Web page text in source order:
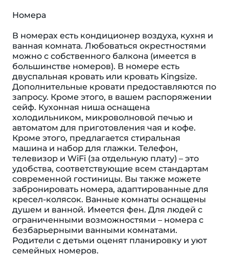
Номера
В номерах есть кондиционер воздуха, кухня и
ванная комната. Любоваться окрестностями
можно с собственного балкона (имеется в
большинстве номеров). В номере есть
двуспальная кровать или кровать Kingsize.
Дополнительные кровати предоставляются по
запросу. Кроме этого, в вашем распоряжении
сейф. Кухонная ниша оснащена
холодильником, микроволновой печью и
автоматом для приготовления чая и кофе.
Кроме этого, предлагается стиральная
машина и набор для глажки. Телефон,
телевизор и WiFi (за отдельную плату) – это
удобства, соответствующие всем стандартам
современной гостиницы. Вы также можете
забронировать номера, адаптированные для
кресел-колясок. Ванные комнаты оснащены
душем и ванной. Имеется фен. Для людей с
ограниченными возможностями – номера с
безбарьерными ванными комнатами.
Родители с детьми оценят планировку и уют
семейных номеров.